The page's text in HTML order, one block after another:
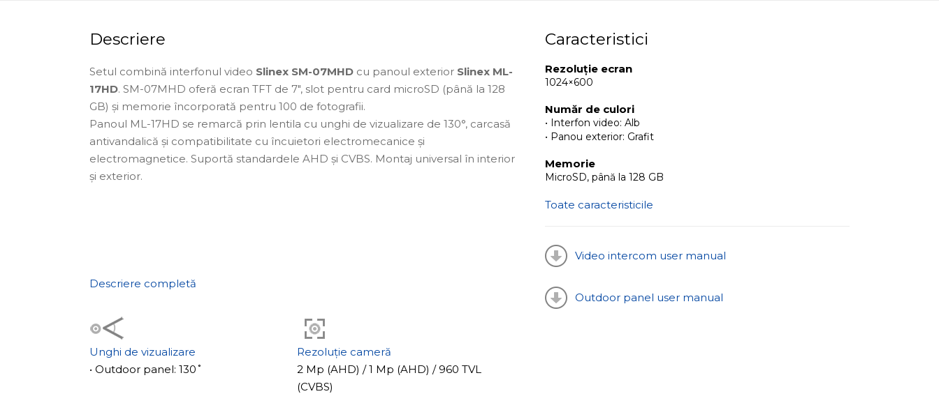
Descriere
Setul combină interfonul video Slinex SM-07MHDcu panoul exterior Slinex ML-
17HD. SM-07MHD oferă ecran TFT de 7", slot pentru card microSD (până la 128
GB) și memorie încorporată pentru 100 de fotografii.
Panoul ML-17HD se remarcă prin lentila cu unghi de vizualizare de 130°, carcasă
antivandalică și compatibilitate cu încuietori electromecanice și
electromagnetice. Suportă standardele AHD și CVBS. Montaj universal în interior
și exterior.
Descriere completă
Unghi de vizualizare
• Outdoor panel: 130˚
Rezoluție cameră
2 Mp (AHD) / 1 Mp (AHD) / 960 TVL
(CVBS)
Caracteristici
Rezoluție ecran
1024×600
Număr de culori
• Interfon video: Alb
• Panou exterior: Grafit
Memorie
MicroSD, până la 128 GB
Toate caracteristicile
Video intercom user manual
Outdoor panel user manual